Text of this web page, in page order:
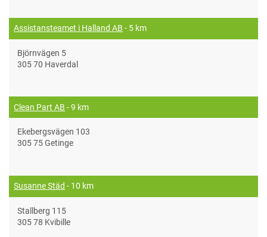
Assistansteamet i Halland AB - 5 km
Björnvägen 5
305 70 Haverdal
Clean Part AB - 9 km
Ekebergsvägen 103
305 75 Getinge
Susanne Städ - 10 km
Stallberg 115
305 78 Kvibille